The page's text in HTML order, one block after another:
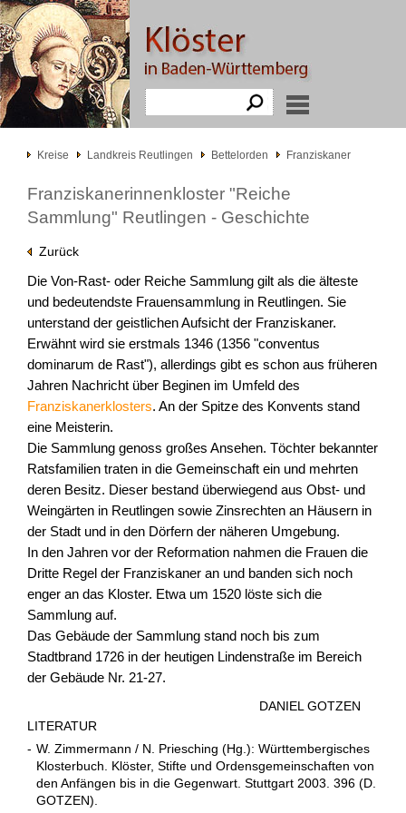
Kreise Landkreis Reutlingen Bettelorden Franziskaner
Franziskanerinnenkloster "Reiche
Sammlung" Reutlingen - Geschichte
Zurück
Die Von-Rast- oder Reiche Sammlung gilt als die älteste
und bedeutendste Frauensammlung in Reutlingen. Sie
unterstand der geistlichen Aufsicht der Franziskaner.
Erwähnt wird sie erstmals 1346 (1356 "conventus
dominarum de Rast"), allerdings gibt es schon aus früheren
Jahren Nachricht über Beginen im Umfeld des
Franziskanerklosters. An der Spitze des Konvents stand
eine Meisterin.
Die Sammlung genoss großes Ansehen. Töchter bekannter
Ratsfamilien traten in die Gemeinschaft ein und mehrten
deren Besitz. Dieser bestand überwiegend aus Obst- und
Weingärten in Reutlingen sowie Zinsrechten an Häusern in
der Stadt und in den Dörfern der näheren Umgebung.
In den Jahren vor der Reformation nahmen die Frauen die
Dritte Regel der Franziskaner an und banden sich noch
enger an das Kloster. Etwa um 1520 löste sich die
Sammlung auf.
Das Gebäude der Sammlung stand noch bis zum
Stadtbrand 1726 in der heutigen Lindenstraße im Bereich
der Gebäude Nr. 21-27.
DANIEL GOTZEN
LITERATUR
- W. Zimmermann / N. Priesching (Hg.): Württembergisches
Klosterbuch. Klöster, Stifte und Ordensgemeinschaften von
den Anfängen bis in die Gegenwart. Stuttgart 2003. 396 (D.
GOTZEN).